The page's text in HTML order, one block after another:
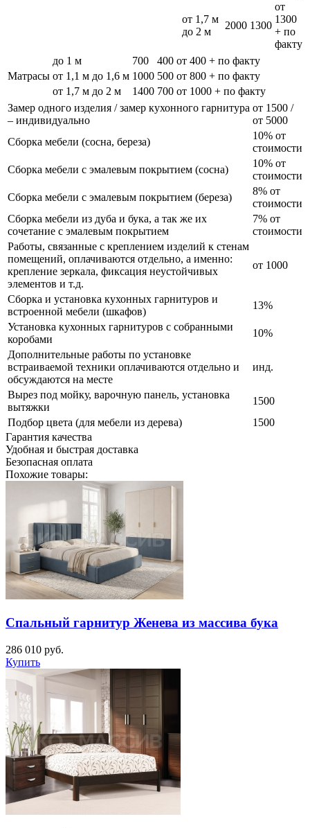
от 1,7 м
до 2 м
2000 1300
от
1300
+ по
факту
Матрасы
до 1 м 700 400 от 400 + по факту
от 1,1 м до 1,6 м 1000 500 от 800 + по факту
от 1,7 м до 2 м
1400 700 от 1000 + по факту
Замер одного изделия / замер кухонного гарнитура
– индивидуально
от 1500 /
от 5000
Сборка мебели (сосна, береза)
10% от
стоимости
Сборка мебели с эмалевым покрытием (сосна)
10% от
стоимости
Сборка мебели с эмалевым покрытием (береза)
8% от
стоимости
Сборка мебели из дуба и бука, а так же их
сочетание с эмалевым покрытием
7% от
стоимости
Работы, связанные с креплением изделий к стенам
помещений, оплачиваются отдельно, а именно:
крепление зеркала, фиксация неустойчивых
элементов и т.д.
от 1000
Сборка и установка кухонных гарнитуров и
встроенной мебели (шкафов)
13%
Установка кухонных гарнитуров с собранными
коробами
10%
Дополнительные работы по установке
встраиваемой техники оплачиваются отдельно и
обсуждаются на месте
инд.
Вырез под мойку, варочную панель, установка
вытяжки
1500
Подбор цвета (для мебели из дерева)
1500
Гарантия качества
Удобная и быстрая доставка
Безопасная оплата
Похожие товары:
Спальный гарнитур Женева из массива бука
286 010 руб.
Купить